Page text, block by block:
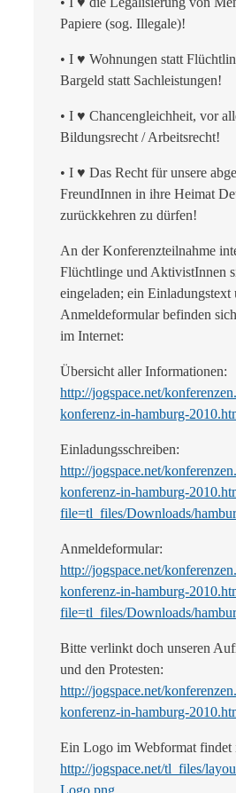
Papiere (sog. Illegale)!
• I ♥ Wohnungen statt
Bargeld statt Sachleistungen!
• I ♥ Chancengleichheit, vor
Bildungsrecht / Arbeitsrecht!
• I ♥ Das Recht für unsere
FreundInnen in ihre Heimat
zurückkehren zu dürfen!
An der Konferenzteilnahme
Flüchtlinge und AktivistInnen
eingeladen; ein Einladungstext
Anmeldeformular befinden
im Internet:
Übersicht aller Informationen:
http://jogspace.net/
konferenz-in-hamburg-
Einladungsschreiben:
http://jogspace.net/
konferenz-in-hamburg-
file=tl_files/Downloads/
Anmeldeformular:
http://jogspace.net/
konferenz-in-hamburg-
file=tl_files/Downloads/
Bitte verlinkt doch unseren
und den Protesten:
http://jogspace.net/
konferenz-in-hamburg-
Ein Logo im Webformat findet
http://jogspace.net/tl_files/
Logo.png